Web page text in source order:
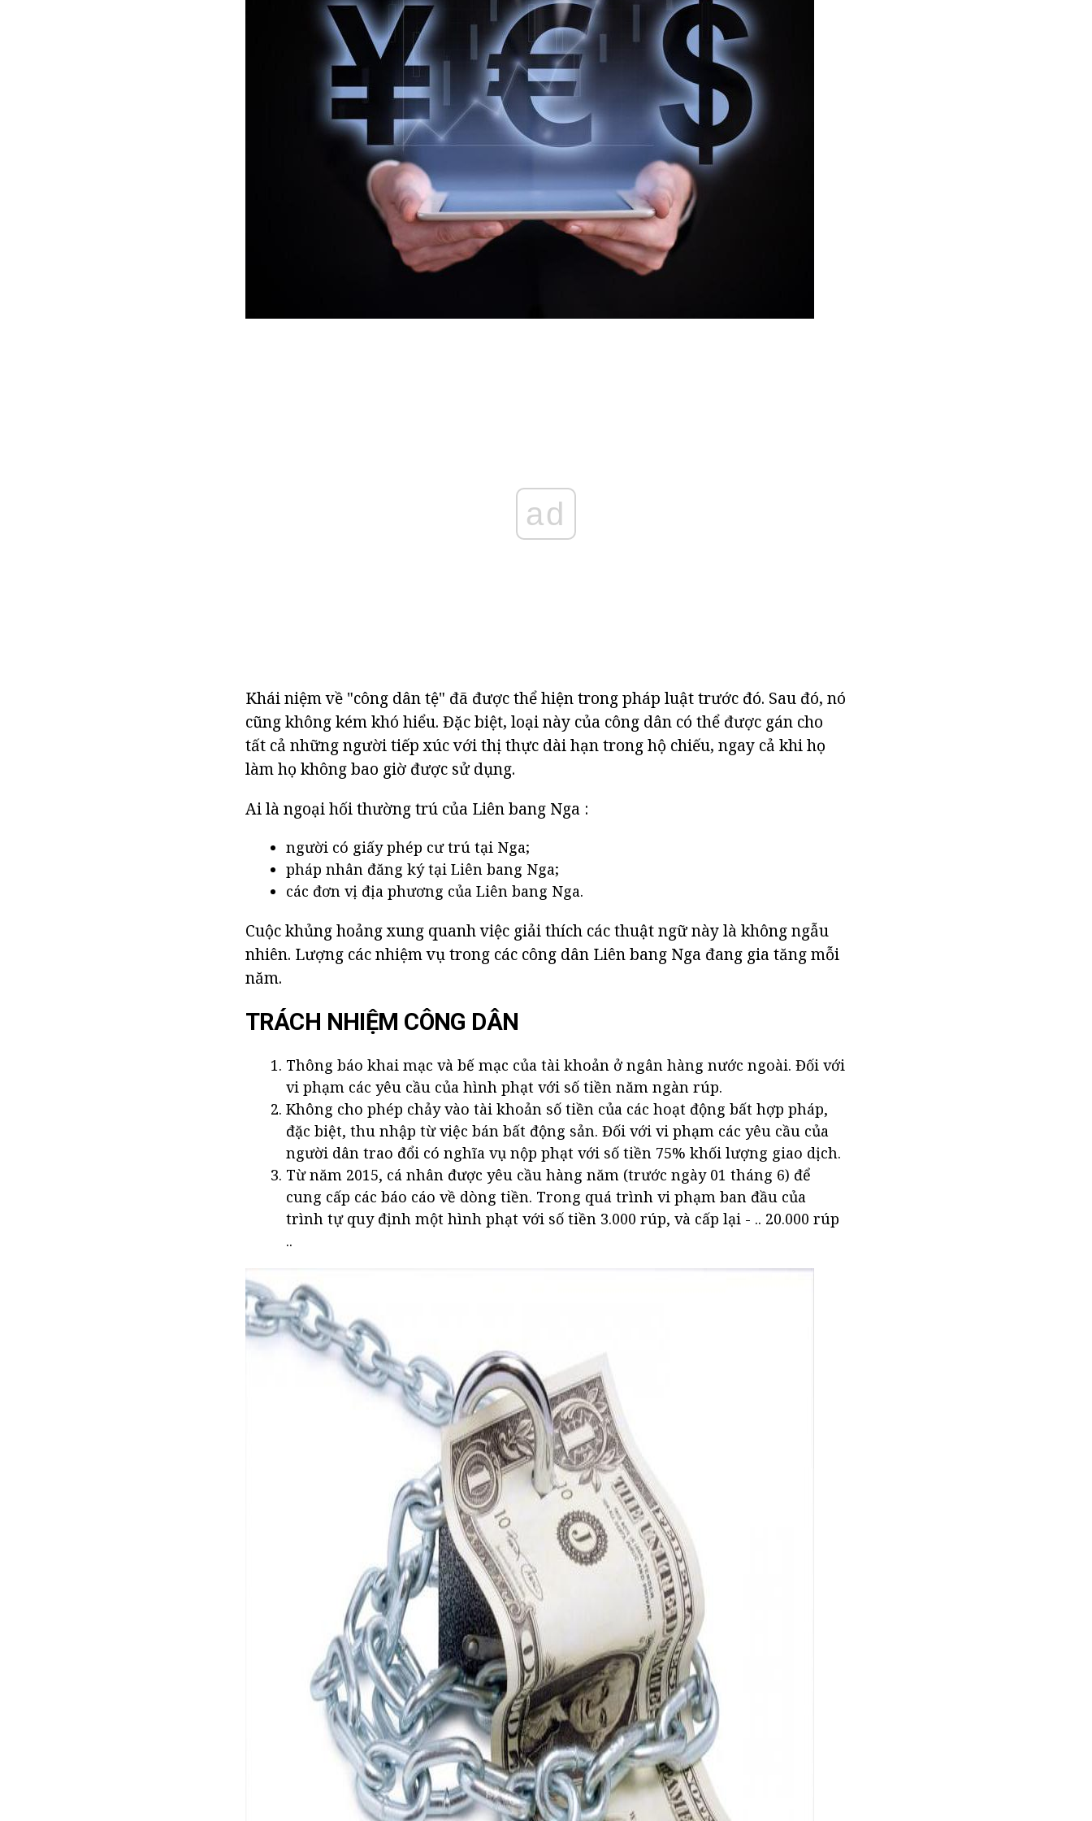
ad
Khái niệm về "công dân tệ" đã được thể hiện trong pháp luật trước đó. Sau đó, nó
cũng không kém khó hiểu. Đặc biệt, loại này của công dân có thể được gán cho
tất cả những người tiếp xúc với thị thực dài hạn trong hộ chiếu, ngay cả khi họ
làm họ không bao giờ được sử dụng.
Ai là ngoại hối thường trú của Liên bang Nga :
người có giấy phép cư trú tại Nga;
pháp nhân đăng ký tại Liên bang Nga;
các đơn vị địa phương của Liên bang Nga.
Cuộc khủng hoảng xung quanh việc giải thích các thuật ngữ này là không ngẫu
nhiên. Lượng các nhiệm vụ trong các công dân Liên bang Nga đang gia tăng mỗi
năm.
TRÁCH NHIỆM CÔNG DÂN
Thông báo khai mạc và bế mạc của tài khoản ở ngân hàng nước ngoài. Đối với
vi phạm các yêu cầu của hình phạt với số tiền năm ngàn rúp.
Không cho phép chảy vào tài khoản số tiền của các hoạt động bất hợp pháp,
đặc biệt, thu nhập từ việc bán bất động sản. Đối với vi phạm các yêu cầu của
người dân trao đổi có nghĩa vụ nộp phạt với số tiền 75% khối lượng giao dịch.
Từ năm 2015, cá nhân được yêu cầu hàng năm (trước ngày 01 tháng 6) để
cung cấp các báo cáo về dòng tiền. Trong quá trình vi phạm ban đầu của
trình tự quy định một hình phạt với số tiền 3.000 rúp, và cấp lại - .. 20.000 rúp
..